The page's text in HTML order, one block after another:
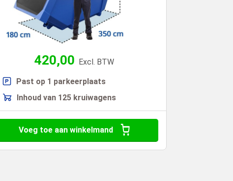
420,00 Excl. BTW
Past op 1 parkeerplaats
Inhoud van 125 kruiwagens
Voeg toe aan winkelmand